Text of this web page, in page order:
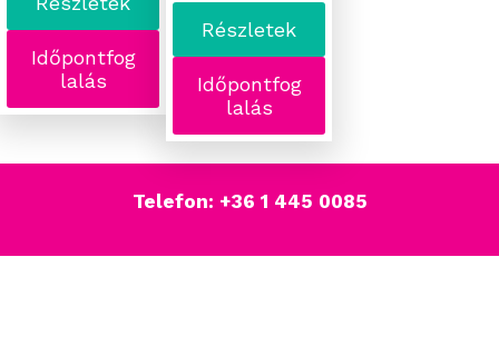
Időpontfog
lalás
Részletek
Időpontfog
lalás
Telefon: +36 1 445 0085